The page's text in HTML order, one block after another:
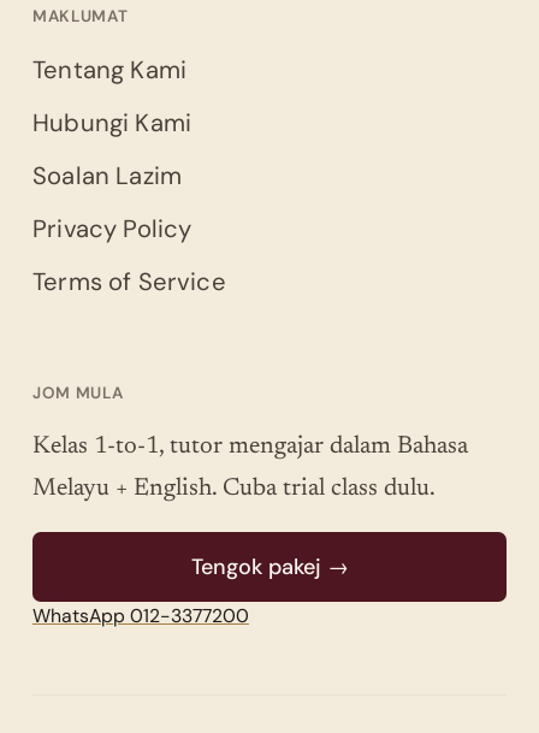
MAKLUMAT
Tentang Kami
Hubungi Kami
Soalan Lazim
Privacy Policy
Terms of Service
JOM MULA
Kelas 1-to-1, tutor mengajar dalam Bahasa
Melayu + English. Cuba trial class dulu.
Tengok pakej →
WhatsApp 012-3377200